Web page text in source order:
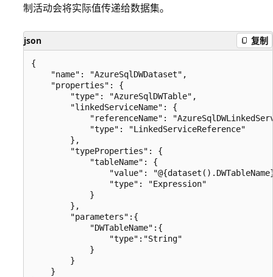
制活动会将实际值传递给数据集。
json 复制
{
    "name": "AzureSqlDWDataset",
    "properties": {
        "type": "AzureSqlDWTable",
        "linkedServiceName": {
"referenceName":
            "type": "LinkedServiceReference"
        },
        "typeProperties": {
            "tableName": {
"value":
                "type": "Expression"
            }
        },
        "parameters":{
            "DWTableName":{
                "type":"String"
            }
        }
    }